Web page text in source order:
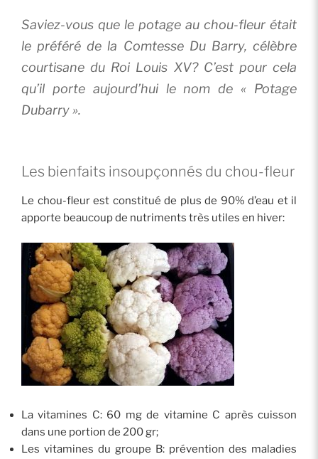
Saviez-vous que le potage au chou-fleur était
le préféré de la Comtesse Du Barry, célèbre
courtisane du Roi Louis XV? C’est pour cela
qu’il porte aujourd’hui le nom de « Potage
Dubarry ».
Les bienfaits insoupçonnés du chou-fleur
Le chou-fleur est constitué de plus de 90% d’eau et il
apporte beaucoup de nutriments très utiles en hiver:
La vitamines C: 60 mg de vitamine C après cuisson
dans une portion de 200 gr;
Les vitamines du groupe B: prévention des maladies